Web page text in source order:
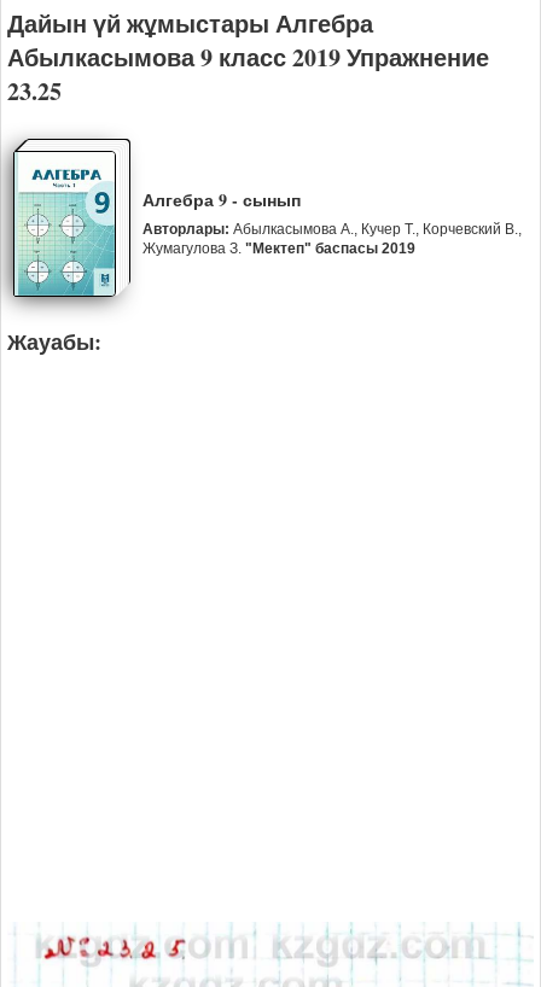
Дайын үй жұмыстары Алгебра
Абылкасымова 9 класс 2019 Упражнение
23.25
Алгебра 9 - сынып
Авторлары: Абылкасымова А., Кучер Т., Корчевский В.,
Жумагулова З. "Мектеп" баспасы 2019
Жауабы: